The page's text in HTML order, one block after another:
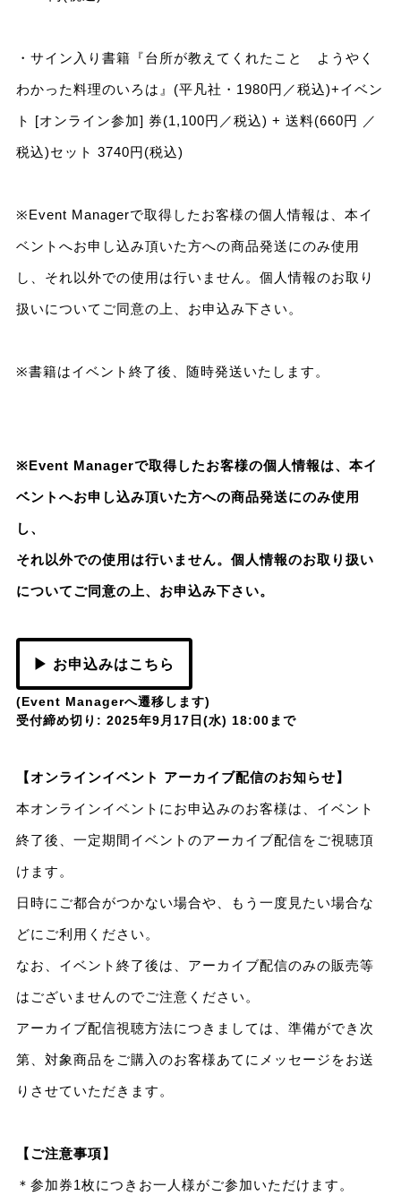
・サイン入り書籍『台所が教えてくれたこと ようやく
わかった料理のいろは』(平凡社・1980円／税込)+イベン
ト [オンライン参加] 券(1,100円／税込) + 送料(660円 ／
税込)セット 3740円(税込)
※Event Managerで取得したお客様の個人情報は、本イ
ベントへお申し込み頂いた方への商品発送にのみ使用
し、それ以外での使用は行いません。個人情報のお取り
扱いについてご同意の上、お申込み下さい。
※書籍はイベント終了後、随時発送いたします。
※Event Managerで取得したお客様の個人情報は、本イ
ベントへお申し込み頂いた方への商品発送にのみ使用
し、
それ以外での使用は行いません。個人情報のお取り扱い
についてご同意の上、お申込み下さい。
▶ お申込みはこちら
(Event Managerへ遷移します)
受付締め切り: 2025年9月17日(水) 18:00まで
【オンラインイベント アーカイブ配信のお知らせ】
本オンラインイベントにお申込みのお客様は、イベント
終了後、一定期間イベントのアーカイブ配信をご視聴頂
けます。
日時にご都合がつかない場合や、もう一度見たい場合な
どにご利用ください。
なお、イベント終了後は、アーカイブ配信のみの販売等
はございませんのでご注意ください。
アーカイブ配信視聴方法につきましては、準備ができ次
第、対象商品をご購入のお客様あてにメッセージをお送
りさせていただきます。
【ご注意事項】
＊参加券1枚につきお一人様がご参加いただけます。